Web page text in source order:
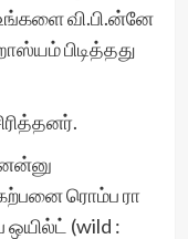
வி.பி.ன்னே
பிடித்தது
ரொம்ப ரா
ஒயில்ட் (wild :